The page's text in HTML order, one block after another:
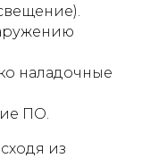
наладочные
ПО.
из